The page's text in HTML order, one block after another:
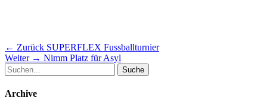
Beitragsnavigation
← Zurück Vorheriger
Beitrag:
SUPERFLEX Fussballturnier
Weiter → Nächster
Nimm Platz für Asyl
Suche
nach:
Archive